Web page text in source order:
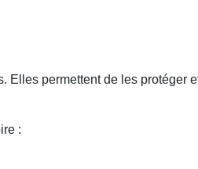
permettent de les
: